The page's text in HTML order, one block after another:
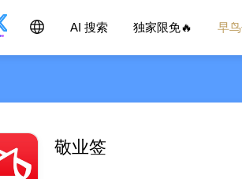
AI 搜索 独家限免🔥 早
敬业签